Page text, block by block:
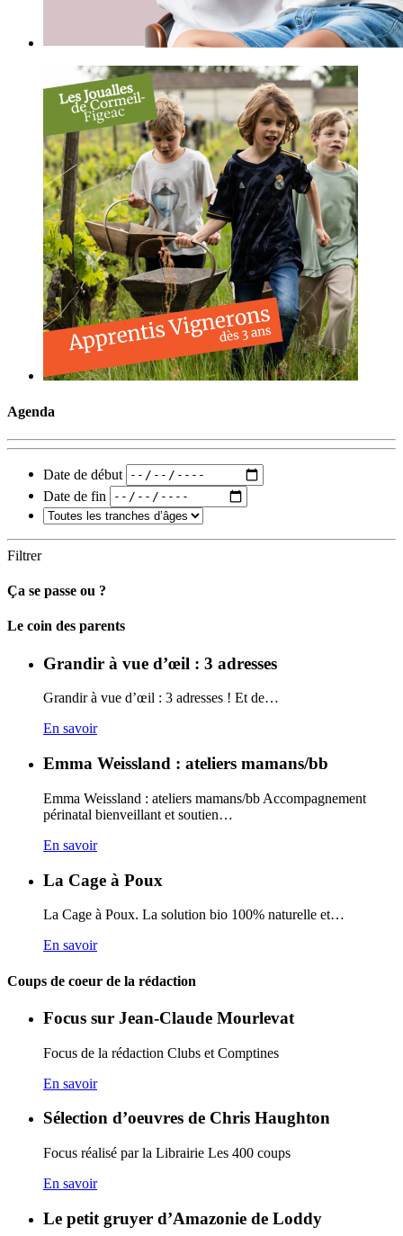
Agenda
Date de début
Date de fin
Filtrer
Ça se passe ou ?
Carto
Le coin des parents
Grandir à vue d’œil : 3 adresses
Grandir à vue d’œil : 3 adresses ! Et de…
En savoir
Emma Weissland : ateliers mamans/bb
Emma Weissland : ateliers mamans/bb Accompagnement
périnatal bienveillant et soutien…
En savoir
La Cage à Poux
La Cage à Poux. La solution bio 100% naturelle et…
En savoir
Coups de coeur de la rédaction
Focus sur Jean-Claude Mourlevat
Focus de la rédaction Clubs et Comptines
En savoir
Sélection d’oeuvres de Chris Haughton
Focus réalisé par la Librairie Les 400 coups
En savoir
Le petit gruyer d’Amazonie de Loddy